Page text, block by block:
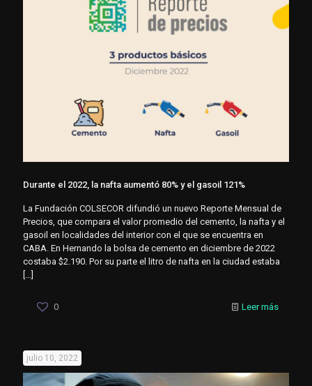
Durante el 2022, la nafta aumentó 80% y el gasoil 121%
La Fundación COLSECOR difundió un nuevo Reporte Mensual de
Precios, que compara el valor promedio del cemento, la nafta y el
gasoil en localidades del interior con el que se encuentra en
CABA. En Hernando la bolsa de cemento en diciembre de 2022
costaba $2.190. Por su parte el litro de nafta en la ciudad estaba
[…]
0 Leer más
julio 10, 2022